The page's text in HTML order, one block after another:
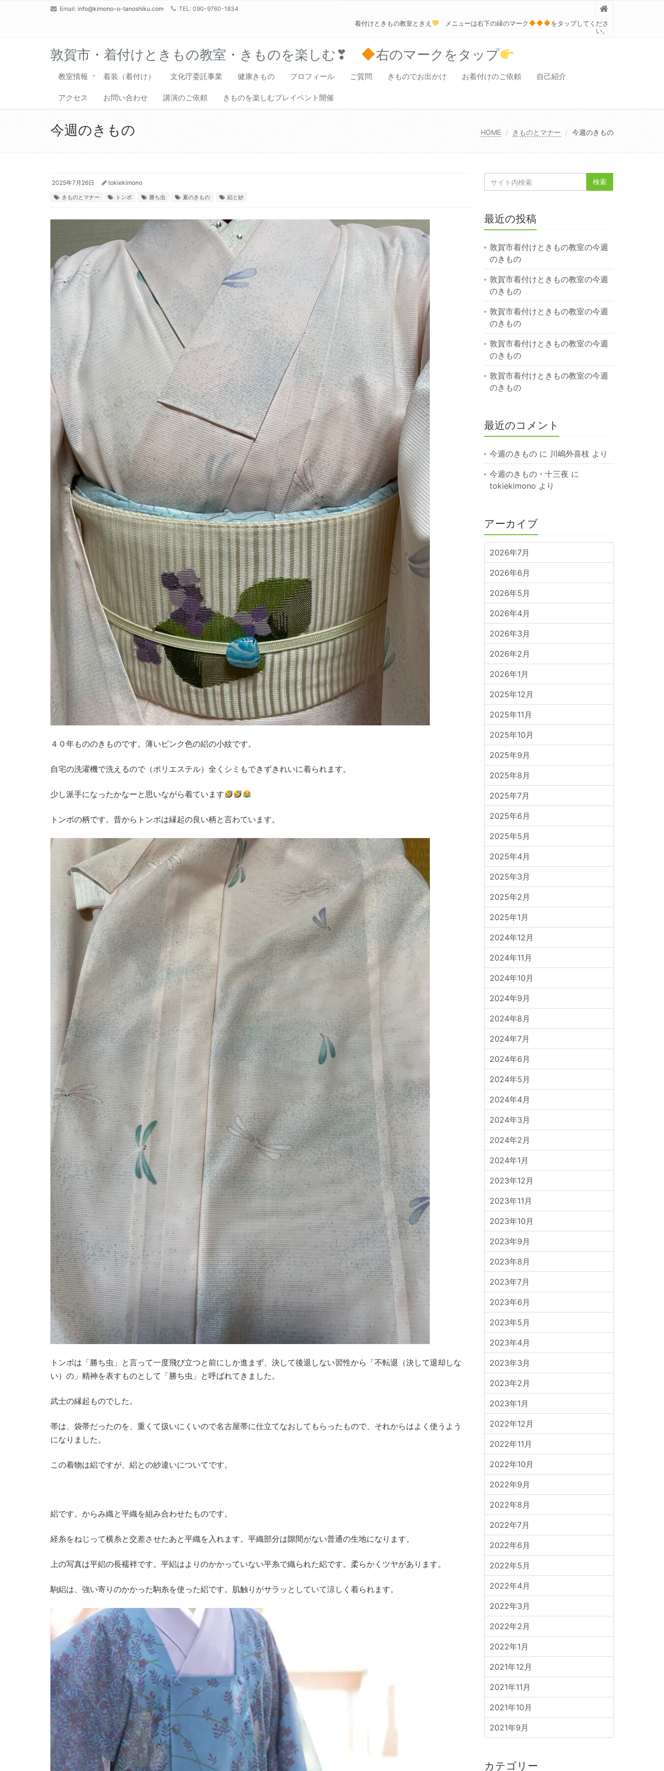
Email: info@kimono-o-tanoshiku.com TEL: 090-9760-1834
着付けときもの教室ときえ メニューは右下の緑のマーク
をタップしてくださ
い。
敦賀市・着付けときもの教室・きものを楽しむ❣ 右のマークをタップ
教室情報 着装（着付け） 文化庁委託事業 健康きもの プロフィール ご質問 きものでお出かけ お着付けのご依頼 自己紹介
アクセス お問い合わせ 講演のご依頼 きものを楽しむプレイベント開催
今週のきもの HOME きものとマナー 今週のきもの
2025年7月26日 tokiekimono
きものとマナー トンボ 勝ち虫 夏のきもの 絽と紗
４０年もののきものです。薄いピンク色の絽の小紋です。
自宅の洗濯機で洗えるので（ポリエステル）全くシミもできずきれいに着られます。
少し派手になったかなーと思いながら着ています
トンボの柄です。昔からトンボは縁起の良い柄と言わています。
トンボは「勝ち虫」と言って一度飛び立つと前にしか進まず、決して後退しない習性から「不転退（決して退却しな
い）の」精神を表すものとして「勝ち虫」と呼ばれてきました。
武士の縁起ものでした。
帯は、袋帯だったのを、重くて扱いにくいので名古屋帯に仕立てなおしてもらったもので、それからはよく使うよう
になりました。
この着物は絽ですが、絽との紗違いについてです。
絽です。からみ織と平織を組み合わせたものです。
経糸をねじって横糸と交差させたあと平織を入れます。平織部分は隙間がない普通の生地になります。
上の写真は平絽の長襦袢です。平絽はよりのかかっていない平糸で織られた絽です。柔らかくツヤがあります。
駒絽は、強い寄りのかかった駒糸を使った絽です。肌触りがサラッとしていて涼しく着られます。
最近の投稿
敦賀市着付けときもの教室の今週
のきもの
敦賀市着付けときもの教室の今週
のきもの
敦賀市着付けときもの教室の今週
のきもの
敦賀市着付けときもの教室の今週
のきもの
敦賀市着付けときもの教室の今週
のきもの
最近のコメント
今週のきものに 川嶋外喜枝 より
今週のきもの・十三夜 に
tokiekimono より
アーカイブ
2026年7月
2026年6月
2026年5月
2026年4月
2026年3月
2026年2月
2026年1月
2025年12月
2025年11月
2025年10月
2025年9月
2025年8月
2025年7月
2025年6月
2025年5月
2025年4月
2025年3月
2025年2月
2025年1月
2024年12月
2024年11月
2024年10月
2024年9月
2024年8月
2024年7月
2024年6月
2024年5月
2024年4月
2024年3月
2024年2月
2024年1月
2023年12月
2023年11月
2023年10月
2023年9月
2023年8月
2023年7月
2023年6月
2023年5月
2023年4月
2023年3月
2023年2月
2023年1月
2022年12月
2022年11月
2022年10月
2022年9月
2022年8月
2022年7月
2022年6月
2022年5月
2022年4月
2022年3月
2022年2月
2022年1月
2021年12月
2021年11月
2021年10月
2021年9月
カテゴリー